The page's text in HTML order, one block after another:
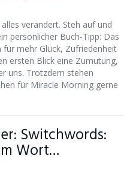
verändert. Steh auf und
persönlicher Buch-Tipp: Das
mehr Glück, Zufriedenheit
ersten Blick eine Zumutung,
uns. Trotzdem stehen
für Miracle Morning gerne
Switchwords:
Wort…